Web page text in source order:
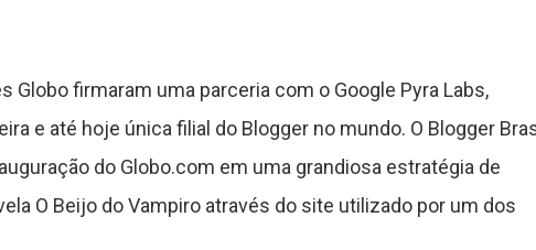
Globo firmaram uma parceria com o Google Pyra Labs,
e até hoje única filial do Blogger no mundo. O Blogger
do Globo.com em uma grandiosa estratégia de
O Beijo do Vampiro através do site utilizado por um dos